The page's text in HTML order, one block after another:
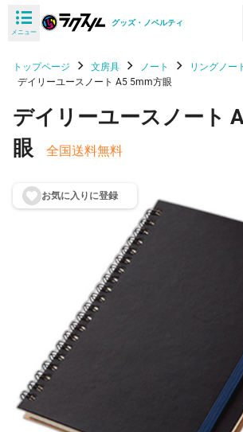
メニュー
グッズ・ノベルティ
トップページ 文房具 ノート
リングノー
デイリーユースノート A5 5mm方眼
デイリーユースノート
眼
全国送料無料
お気に入りに登録